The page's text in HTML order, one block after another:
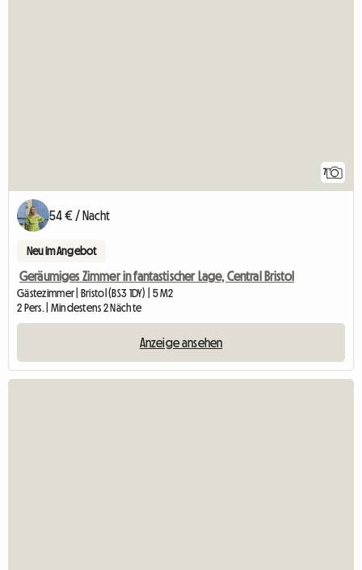
7
54 € / Nacht
Neu im Angebot
Geräumiges Zimmer in fantastischer Lage, Central Bristol
Gästezimmer | Bristol (BS3 1DY) | 5 M2
2 Pers. | Mindestens 2 Nächte
Anzeige ansehen